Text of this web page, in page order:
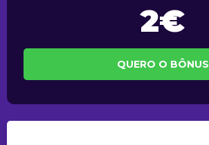
2€
QUERO O BÔNUS